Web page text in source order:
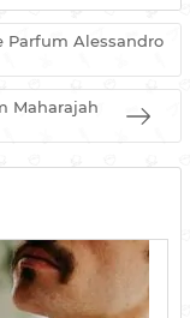
Alessandro
Maharajah